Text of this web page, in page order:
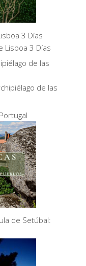
3 Días
de las
de Setúbal: